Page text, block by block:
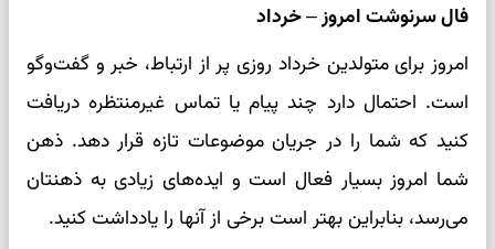
فال سرنوشت امروز – خرداد
امروز برای متولدین خرداد روزی پر از ارتباط، خبر و گفت‌وگو
است. احتمال دارد چند پیام یا تماس غیرمنتظره دریافت
کنید که شما را در جریان موضوعات تازه قرار دهد. ذهن
شما امروز بسیار فعال است و ایده‌های زیادی به ذهنتان
می‌رسد، بنابراین بهتر است برخی از آنها را یادداشت کنید.